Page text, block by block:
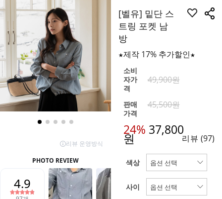
[벨유] 밑단 스
트링 포켓 남
방
★제작 17% 추가할인★
소비
자가
격
49,900원
판매
가격
45,500원
24% 37,800
원 리뷰 (97)
색상
사이